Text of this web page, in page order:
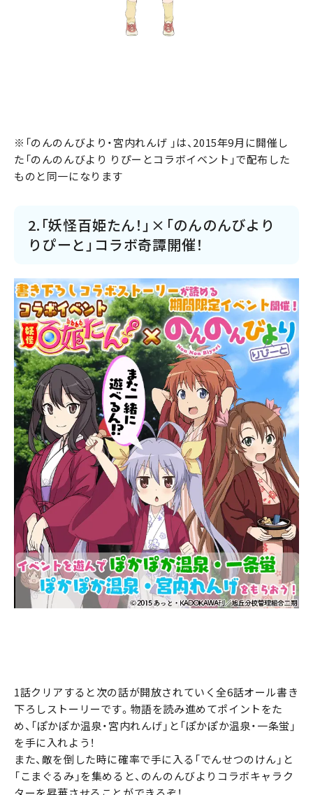
※「のんのんびより・宮内れんげ 」は、2015年9月に開催し
た「のんのんびより りぴーとコラボイベント」で配布した
ものと同一になります
2.「妖怪百姫たん！」×「のんのんびより
りぴーと」コラボ奇譚開催！
1話クリアすると次の話が開放されていく全6話オール書き
下ろしストーリーです。物語を読み進めてポイントをた
め、「ぽかぽか温泉・宮内れんげ」と「ぽかぽか温泉・一条蛍」
を手に入れよう！
また、敵を倒した時に確率で手に入る「でんせつのけん」と
「こまぐるみ」を集めると、のんのんびよりコラボキャラク